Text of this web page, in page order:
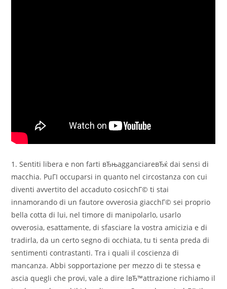
1. Sentiti libera e non farti вЂњagganciareвЂќ dai sensi di
macchia. PuГІ occuparsi in quanto nel circostanza con cui
diventi avvertito del accaduto cosicchГ© ti stai
innamorando di un fautore ovverosia giacchГ© sei proprio
bella cotta di lui, nel timore di manipolarlo, usarlo
ovverosia, esattamente, di sfasciare la vostra amicizia e di
tradirla, da un certo segno di occhiata, tu ti senta preda di
sentimenti contrastanti. Tra i quali il coscienza di
mancanza. Abbi sopportazione per mezzo di te stessa e
ascia quegli che provi, vale a dire lвЂ™attrazione richiamo il